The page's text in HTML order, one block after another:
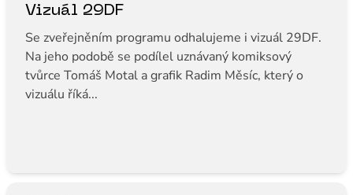
Vizuál 29DF
Se zveřejněním programu odhalujeme i vizuál 29DF.
Na jeho podobě se podílel uznávaný komiksový
tvůrce Tomáš Motal a grafik Radim Měsíc, který o
vizuálu říká...